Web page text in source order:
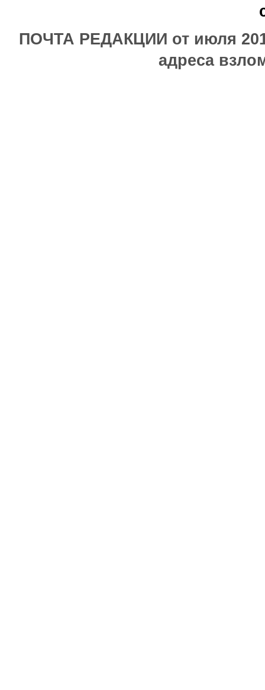
ПОЧТА РЕДАКЦИИ от июля
адреса